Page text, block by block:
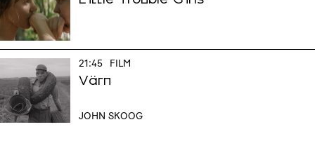
21:45 FILM
Värn
JOHN SKOOG